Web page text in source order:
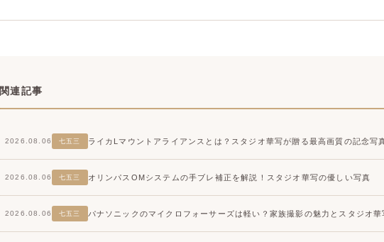
関連記事
2026.08.06 七五三 ライカLマウントアライアンスとは？スタジオ華写が贈る最高画質の記念写
2026.08.06 七五三 オリンパスOMシステムの手ブレ補正を解説！スタジオ華写の優しい写真
2026.08.06 七五三 パナソニックのマイクロフォーサーズは軽い？家族撮影の魅力とスタジオ華